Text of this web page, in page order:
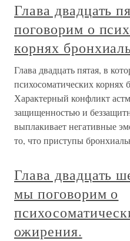
Глава двадцать
поговорим о
корнях
Глава двадцать пятая, в
психосоматических корнях
Характерный конфликт
защищенностью и
выплакивает негативные
то, что приступы
Глава двадцать
мы поговорим о
ожирения.